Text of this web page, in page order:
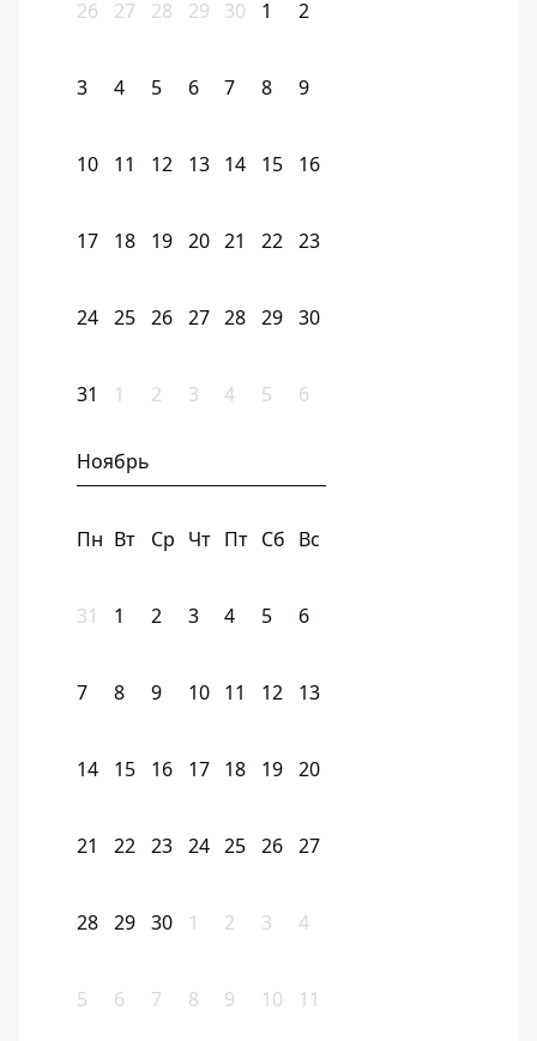
26 27 28 29 30 1 2
3 4 5 6 7 8 9
10 11 12 13 14 15 16
17 18 19 20 21 22 23
24 25 26 27 28 29 30
31 1 2 3 4 5 6
Ноябрь
Пн Вт Ср Чт Пт Сб Вс
31 1 2 3 4 5 6
7 8 9 10 11 12 13
14 15 16 17 18 19 20
21 22 23 24 25 26 27
28 29 30 1 2 3 4
5 6 7 8 9 10 11